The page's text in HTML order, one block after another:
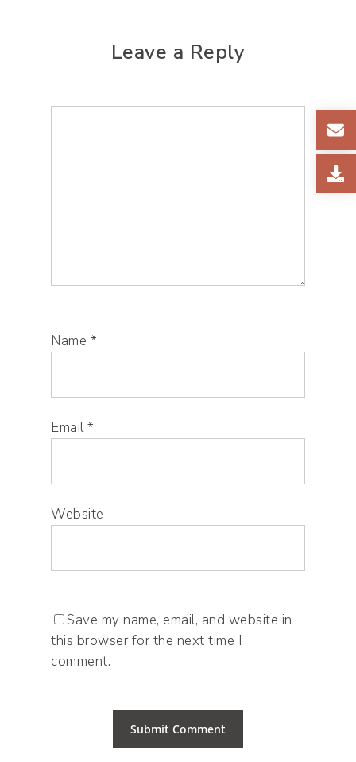
Leave a Reply
Name *
Email*
Website
Save my name, email, and website in
this browser for the next time I
comment.